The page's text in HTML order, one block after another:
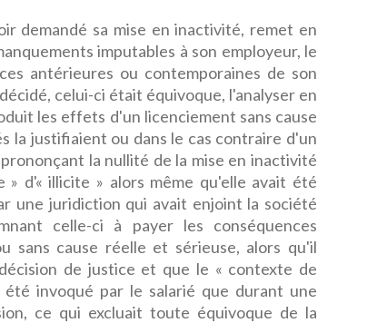
demandé sa mise en inactivité, remet en
imputables à son employeur, le
antérieures ou contemporaines de son
celui-ci était équivoque, l'analyser en
les effets d'un licenciement sans cause
la justifiaient ou dans le cas contraire d'un
la nullité de la mise en inactivité
d'« illicite » alors même qu'elle avait été
une juridiction qui avait enjoint la société
celle-ci à payer les conséquences
sans cause réelle et sérieuse, alors qu'il
de justice et que le « contexte de
invoqué par le salarié que durant une
ce qui excluait toute équivoque de la